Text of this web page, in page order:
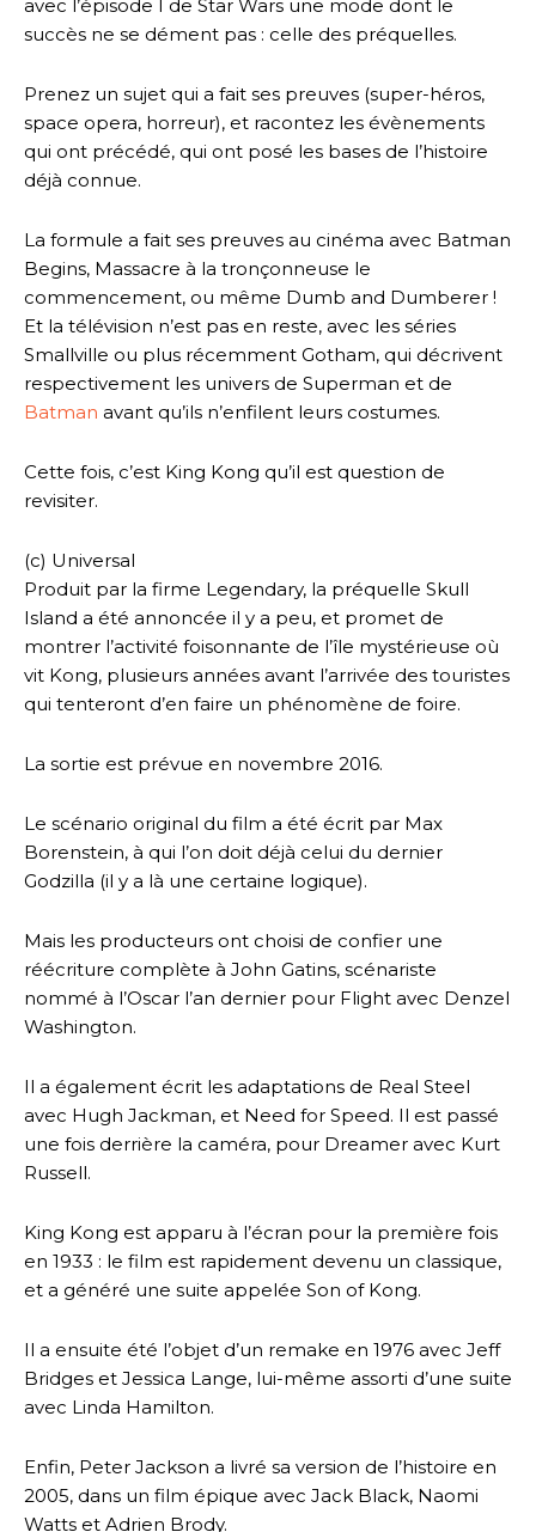
avec l’épisode I de Star Wars une mode dont le
succès ne se dément pas : celle des préquelles.
Prenez un sujet qui a fait ses preuves (super-héros,
space opera, horreur), et racontez les évènements
qui ont précédé, qui ont posé les bases de l’histoire
déjà connue.
La formule a fait ses preuves au cinéma avec Batman
Begins, Massacre à la tronçonneuse le
commencement, ou même Dumb and Dumberer !
Et la télévision n’est pas en reste, avec les séries
Smallville ou plus récemment Gotham, qui décrivent
respectivement les univers de Superman et de
Batman avant qu’ils n’enfilent leurs costumes.
Cette fois, c’est King Kong qu’il est question de
revisiter.
(c) Universal
Produit par la firme Legendary, la préquelle Skull
Island a été annoncée il y a peu, et promet de
montrer l’activité foisonnante de l’île mystérieuse où
vit Kong, plusieurs années avant l’arrivée des touristes
qui tenteront d’en faire un phénomène de foire.
La sortie est prévue en novembre 2016.
Le scénario original du film a été écrit par Max
Borenstein, à qui l’on doit déjà celui du dernier
Godzilla (il y a là une certaine logique).
Mais les producteurs ont choisi de confier une
réécriture complète à John Gatins, scénariste
nommé à l’Oscar l’an dernier pour Flight avec Denzel
Washington.
Il a également écrit les adaptations de Real Steel
avec Hugh Jackman, et Need for Speed. Il est passé
une fois derrière la caméra, pour Dreamer avec Kurt
Russell.
King Kong est apparu à l’écran pour la première fois
en 1933 : le film est rapidement devenu un classique,
et a généré une suite appelée Son of Kong.
Il a ensuite été l’objet d’un remake en 1976 avec Jeff
Bridges et Jessica Lange, lui-même assorti d’une suite
avec Linda Hamilton.
Enfin, Peter Jackson a livré sa version de l’histoire en
2005, dans un film épique avec Jack Black, Naomi
Watts et Adrien Brody.